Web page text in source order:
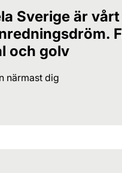
Sverige är
och golv
närmast dig